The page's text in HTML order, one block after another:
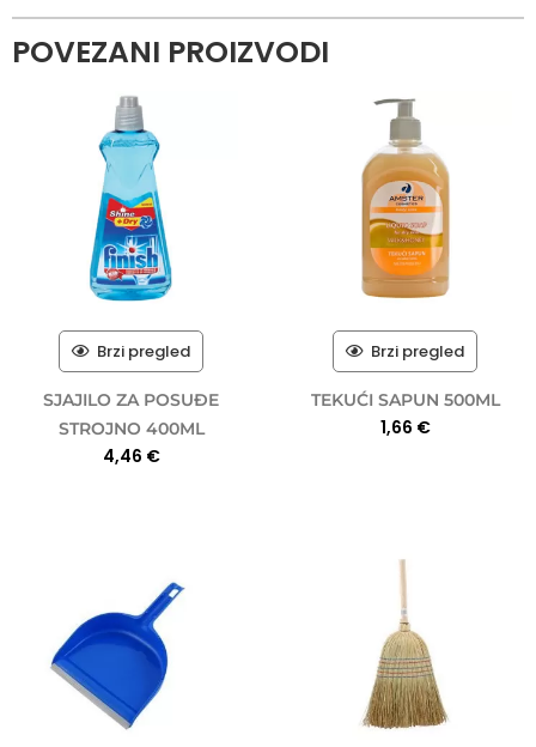
POVEZANI PROIZVODI
Brzi pregled
SJAJILO ZA POSUĐE
STROJNO 400ML
4,46 €
Brzi pregled
TEKUĆI SAPUN 500ML
1,66 €